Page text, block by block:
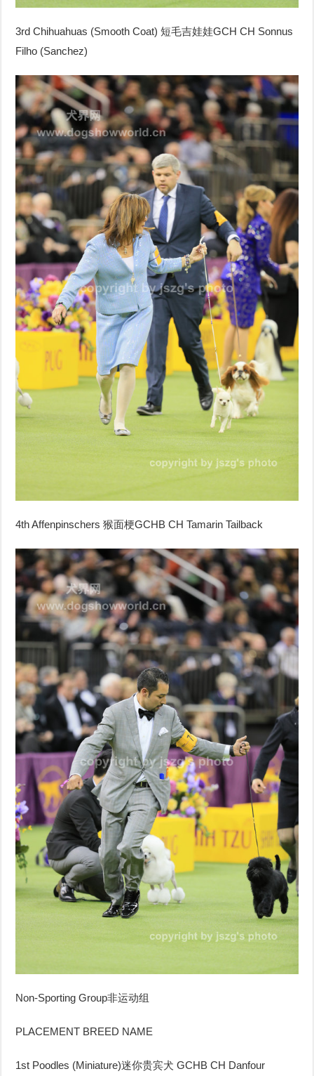
3rd Chihuahuas (Smooth Coat)短毛吉娃娃GCH CH Sonnus
Filho (Sanchez)
4th Affenpinschers猴面梗GCHB CH Tamarin Tailback
Non-Sporting Group非运动组
PLACEMENT BREED NAME
1st Poodles (Miniature)迷你贵宾犬 GCHB CH Danfour